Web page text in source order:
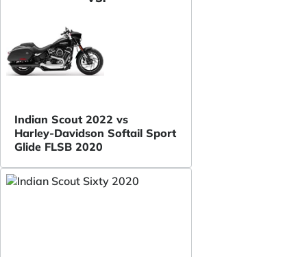
Indian Scout 2022 vs
Harley-Davidson Softail Sport
Glide FLSB 2020